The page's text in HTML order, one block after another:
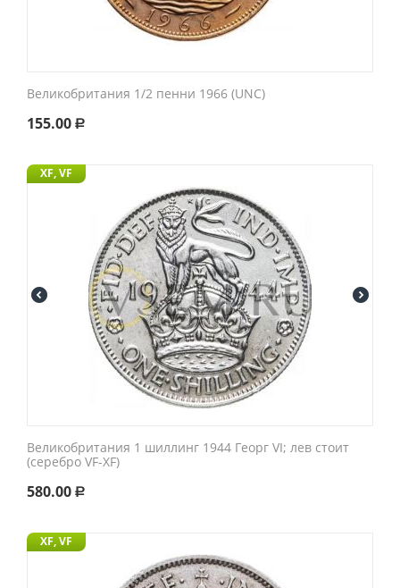
Великобритания 1/2 пенни 1966 (UNC)
155.00 Р
XF, VF
Великобритания 1 шиллинг 1944 Георг VI; лев стоит
(серебро VF-XF)
580.00 Р
XF, VF